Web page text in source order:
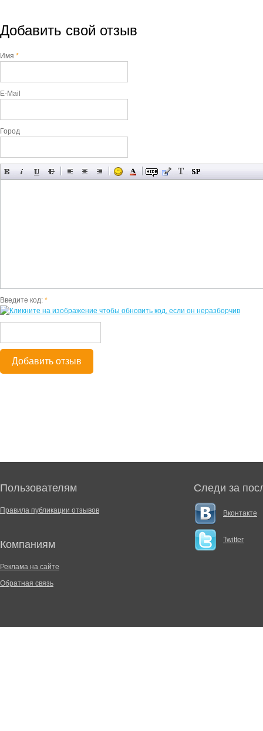
Добавить свой отзыв
Имя *
E-Mail
Город
Введите код: *
Добавить отзыв
Пользователям
Правила публикации отзывов
Компаниям
Реклама на сайте
Обратная связь
Следи за
Вконтакте
Twitter